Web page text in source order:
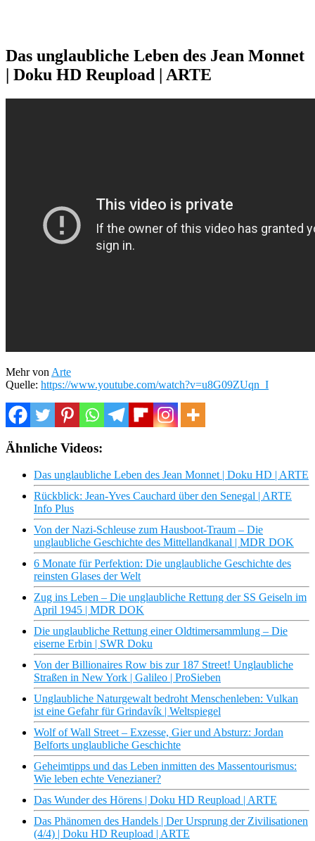
Das unglaubliche Leben des Jean Monnet
| Doku HD Reupload | ARTE
Mehr von Arte
Quelle: https://www.youtube.com/watch?v=u8G09ZUqn_I
Ähnliche Videos:
Das unglaubliche Leben des Jean Monnet | Doku HD | ARTE
Rückblick: Jean-Yves Cauchard über den Senegal | ARTE
Info Plus
Von der Nazi-Schleuse zum Hausboot-Traum – Die
unglaubliche Geschichte des Mittellandkanal | MDR DOK
6 Monate für Perfektion: Die unglaubliche Geschichte des
reinsten Glases der Welt
Zug ins Leben – Die unglaubliche Rettung der SS Geiseln im
April 1945 | MDR DOK
Die unglaubliche Rettung einer Oldtimersammlung – Die
eiserne Erbin | SWR Doku
Von der Billionaires Row bis zur 187 Street! Unglaubliche
Straßen in New York | Galileo | ProSieben
Unglaubliche Naturgewalt bedroht Menschenleben: Vulkan
ist eine Gefahr für Grindavík | Weltspiegel
Wolf of Wall Street – Exzesse, Gier und Absturz: Jordan
Belforts unglaubliche Geschichte
Geheimtipps und das Leben inmitten des Massentourismus:
Wie leben echte Venezianer?
Das Wunder des Hörens | Doku HD Reupload | ARTE
Das Phänomen des Handels | Der Ursprung der Zivilisationen
(4/4) | Doku HD Reupload | ARTE